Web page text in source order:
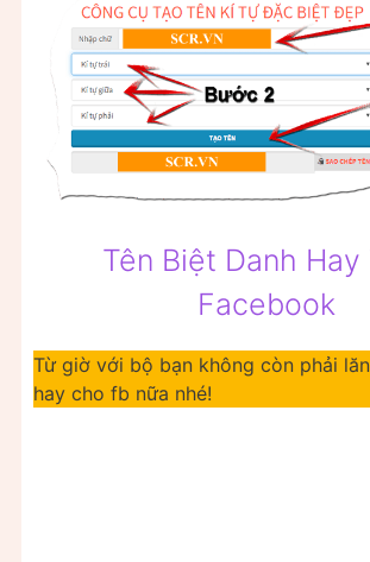
Tên Biệt Danh Hay
Facebook
Từ giờ với bộ bạn không còn phải
hay cho fb nữa nhé!